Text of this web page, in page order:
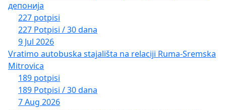
депонија
227 potpisi
227 Potpisi / 30 dana
9 Jul 2026
Vratimo autobuska stajališta na relaciji Ruma-Sremska
Mitrovica
189 potpisi
189 Potpisi / 30 dana
7 Aug 2026